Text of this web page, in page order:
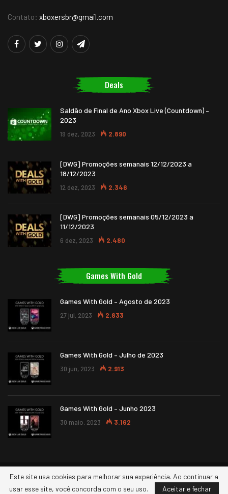
Contato: xboxersbr@gmail.com
Deals
Saldão de Final de Ano Xbox Live (Countdown) –
2023
19 dez, 2023 2.890
[DWG] Promoções semanais 12/12/2023 a
18/12/2023
12 dez, 2023 2.346
[DWG] Promoções semanais 05/12/2023 a
11/12/2023
6 dez, 2023 2.480
Games With Gold
Games With Gold – Agosto de 2023
27 jul, 2023 2.833
Games With Gold – Julho de 2023
30 jun, 2023 2.913
Games With Gold – Junho 2023
30 maio, 2023 3.162
© 2026 - XBOXERS. Todos os direitos reservados.
Este site usa cookies para melhorar sua experiência. Ao continuar a
usar esse site, você concorda com o seu uso.
Aceitar e fechar